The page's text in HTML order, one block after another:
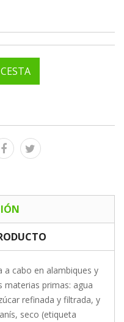
a cabo en alambiques y
materias primas: agua
refinada y filtrada, y
seco (etiqueta